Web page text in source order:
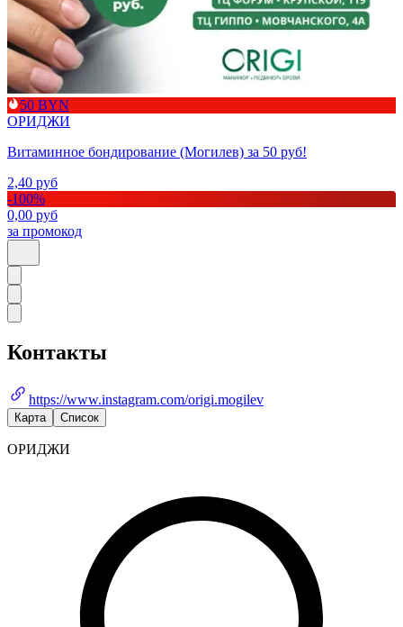
50 BYN
ОРИДЖИ
Витаминное бондирование (Могилев) за 50 руб!
2,40 руб
-100%
0,00 руб
за промокод
Контакты
https://www.instagram.com/origi.mogilev
Карта Список
ОРИДЖИ